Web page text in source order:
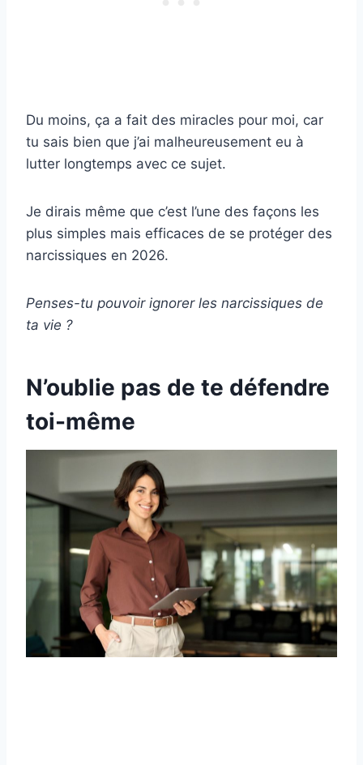
Du moins, ça a fait des miracles pour moi, car
tu sais bien que j’ai malheureusement eu à
lutter longtemps avec ce sujet.
Je dirais même que c’est l’une des façons les
plus simples mais efficaces de se protéger des
narcissiques en 2026.
Penses-tu pouvoir ignorer les narcissiques de
ta vie ?
N’oublie pas de te défendre
toi-même